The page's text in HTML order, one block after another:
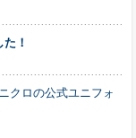
！
クロの公式ユニフォ